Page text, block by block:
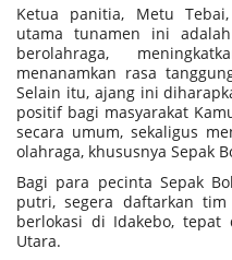
Ketua panitia, Metu
utama tunamen ini
berolahraga,
menanamkan rasa
Selain itu, ajang ini
positif bagi masyarakat
secara umum, sekaligus
olahraga, khususnya Sepak
Bagi para pecinta Sepak
putri, segera daftarkan
berlokasi di Idakebo,
Utara.